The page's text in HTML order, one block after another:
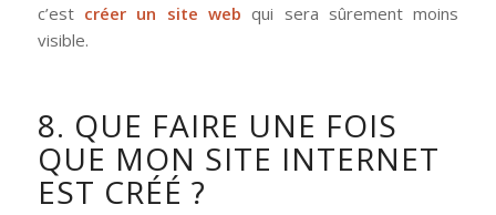
c’est créer un site web qui sera sûrement moins
visible.
8. QUE FAIRE UNE FOIS
QUE MON SITE INTERNET
EST CRÉÉ ?